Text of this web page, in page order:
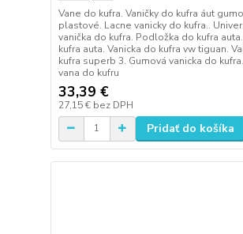
Vane do kufra. Vaničky do kufra áut
plastové. Lacne vanicky do kufra..
vanička do kufra. Podložka do kufra
kufra auta. Vanicka do kufra vw tiguan.
kufra superb 3. Gumová vanicka do
vana do kufru
33,39 €
27,15 € bez DPH
Pridať do košíka